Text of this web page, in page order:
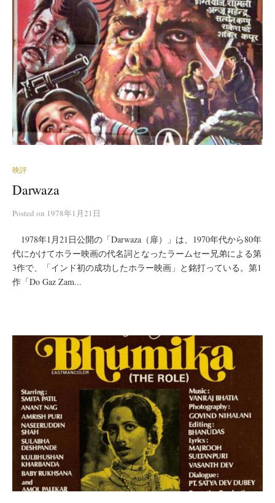
映評
Darwaza
Posted on 1978年1月21日
1978年1月21日公開の「Darwaza（扉）」は、1970年代から80年
代にかけてホラー映画の代名詞となったラームセー兄弟による第
3作で、「インド初の成功したホラー映画」と銘打っている。第1
作「Do Gaz Zam...